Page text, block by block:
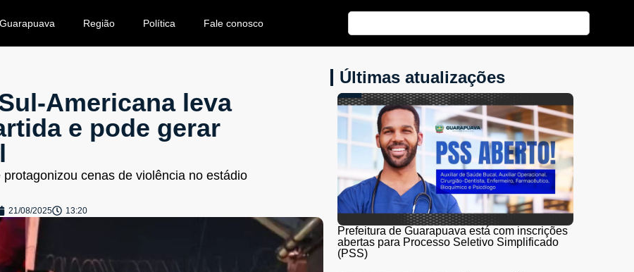
Guarapuava Região Política Fale conosco
Americana leva
e pode gerar
cenas de violência no estádio
21/08/2025 13:20
Últimas atualizações
Prefeitura de Guarapuava está com inscrições
abertas para Processo Seletivo Simplificado
(PSS)